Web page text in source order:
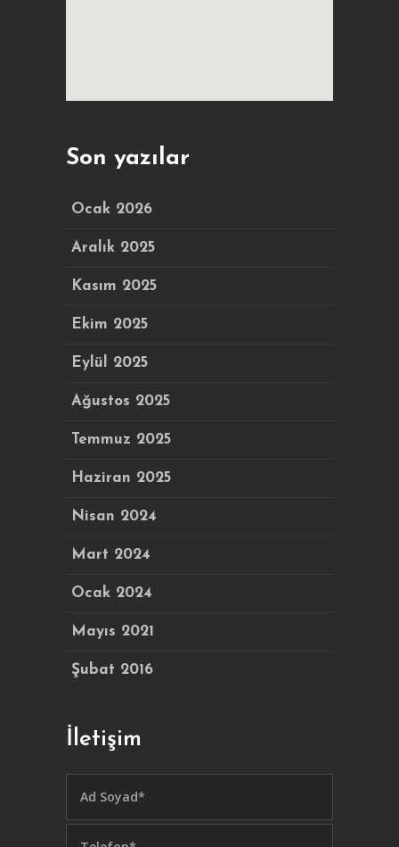
Son yazılar
Ocak 2026
Aralık 2025
Kasım 2025
Ekim 2025
Eylül 2025
Ağustos 2025
Temmuz 2025
Haziran 2025
Nisan 2024
Mart 2024
Ocak 2024
Mayıs 2021
Şubat 2016
İletişim